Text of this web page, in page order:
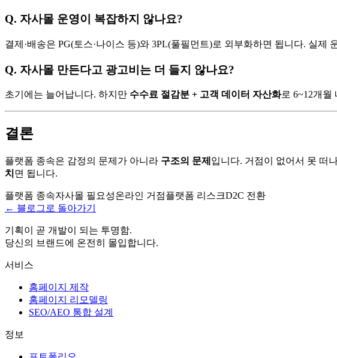
Q. 자사몰 운영이 복잡하지 않나요?
결제·배송은 PG(토스·나이스 등)와 3PL(풀필먼트)로 외부화하면 됩니다. 실제
Q. 자사몰 만든다고 광고비는 더 들지 않나요?
초기에는 늘어납니다. 하지만 수수료 절감분 + 고객 데이터 자산화로 6~12개월
결론
플랫폼 종속은 감정의 문제가 아니라 구조의 문제 입니다. 거점이 없어서 못 떠
치 면 됩니다.
플랫폼 종속자사몰 필요성온라인 거점플랫폼 리스크D2C 전환
← 블로그로 돌아가기
기획이 곧 개발이 되는 투명함.
당신의 브랜드에 온전히 몰입합니다.
서비스
홈페이지 제작
홈페이지 리모델링
SEO/AEO 통합 설계
정보